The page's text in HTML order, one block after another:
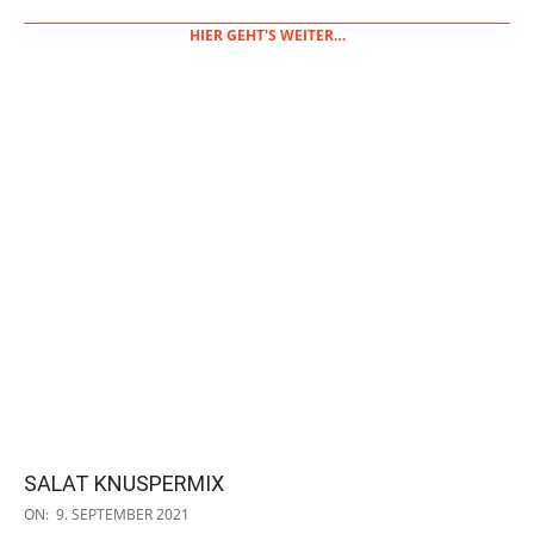
HIER GEHT'S WEITER…
SALAT KNUSPERMIX
2021-
ON: 9. SEPTEMBER 2021